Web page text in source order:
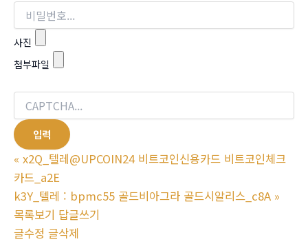
사진
첨부파일
« x2Q_텔레@UPCOIN24 비트코인신용카드 비트코인체크
카드_a2E
k3Y_텔레 : bpmc55 골드비아그라 골드시알리스_c8A »
목록보기 답글쓰기
글수정 글삭제